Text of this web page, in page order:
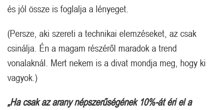
és jól össze is foglalja a lényeget.
(Persze, aki szereti a technikai elemzéseket, az csak
csinálja. Én a magam részéről maradok a trend
vonalaknál. Mert nekem is a divat mondja meg, hogy ki
vagyok.)
„Ha csak az arany népszerűségének 10%-át éri el a